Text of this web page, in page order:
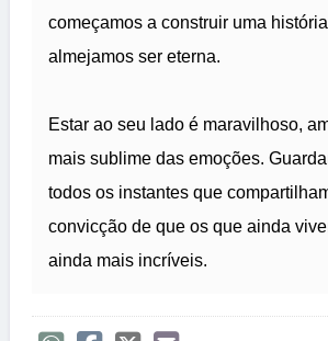
começamos a construir uma
almejamos ser eterna.
Estar ao seu lado é maravilhoso,
mais sublime das emoções.
todos os instantes que
convicção de que os que ainda
ainda mais incríveis.